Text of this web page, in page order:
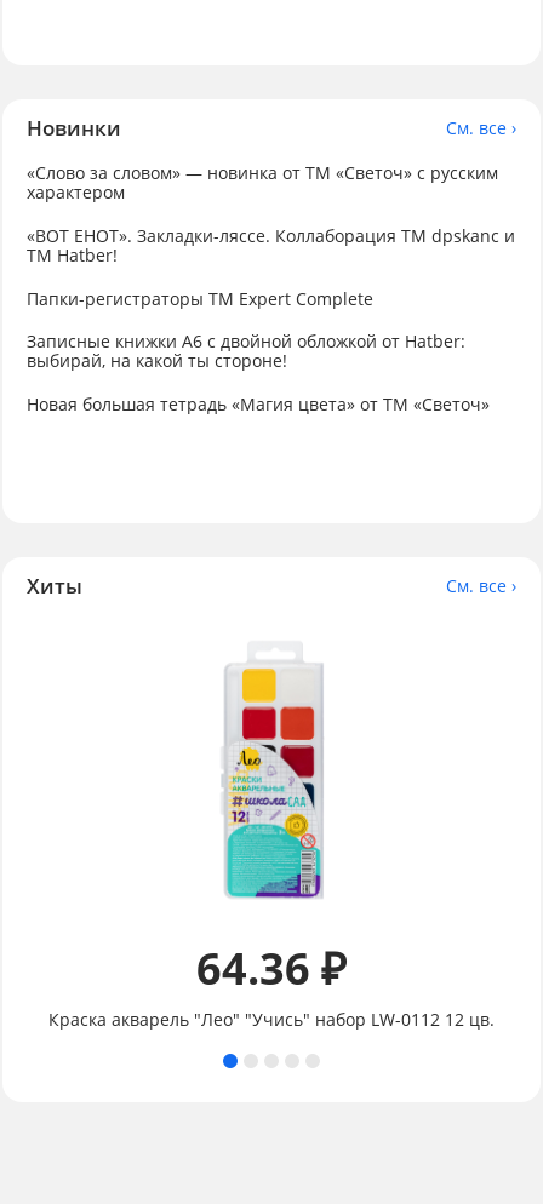
Новинки
См. все ›
«Слово за словом» — новинка от ТМ «Светоч» с русским
характером
«ВОТ ЕНОТ». Закладки-ляссе. Коллаборация TM dpskanc и
ТМ Hatber!
Папки-регистраторы ТМ Expert Complete
Записные книжки А6 с двойной обложкой от Hatber:
выбирай, на какой ты стороне!
Новая большая тетрадь «Магия цвета» от ТМ «Светоч»
Хиты См. все ›
64.36 ₽
Краска акварель "Лео" "Учись" набор LW-0112 12 цв.